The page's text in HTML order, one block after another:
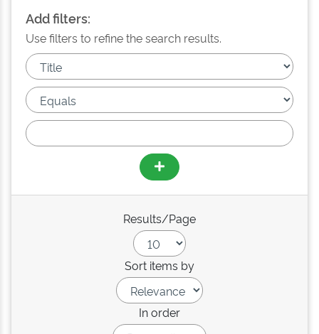
Add filters:
Use filters to refine the search results.
Results/Page
Sort items by
In order